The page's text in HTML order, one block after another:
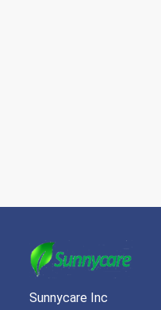
Sunnycare Inc